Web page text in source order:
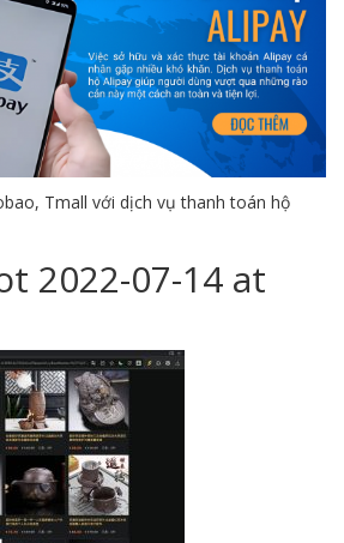
Tmall với dịch vụ thanh toán hộ
2022-07-14 at